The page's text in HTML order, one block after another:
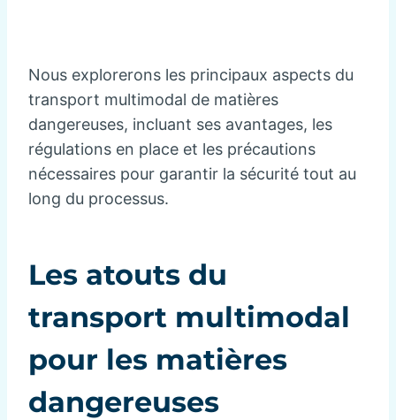
Nous explorerons les principaux aspects du
transport multimodal de matières
dangereuses, incluant ses avantages, les
régulations en place et les précautions
nécessaires pour garantir la sécurité tout au
long du processus.
Les atouts du
transport multimodal
pour les matières
dangereuses